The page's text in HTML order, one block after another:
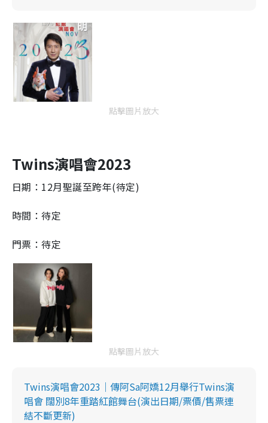
點擊圖片放大
Twins演唱會2023
日期：12月聖誕至跨年(待定)
時間：待定
門票：待定
點擊圖片放大
Twins演唱會2023｜傳阿Sa阿嬌12月舉行Twins演
唱會 闊別8年重踏紅館舞台(演出日期/票價/售票連
結不斷更新)